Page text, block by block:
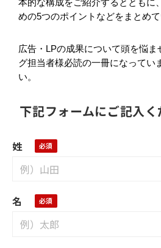
本的な構成をご紹介するとともに
めの5つのポイントなどをまとめて
広告・LPの成果について頭を悩
グ担当者様必読の一冊になってい
い。
下記フォームにご記入く
姓
名